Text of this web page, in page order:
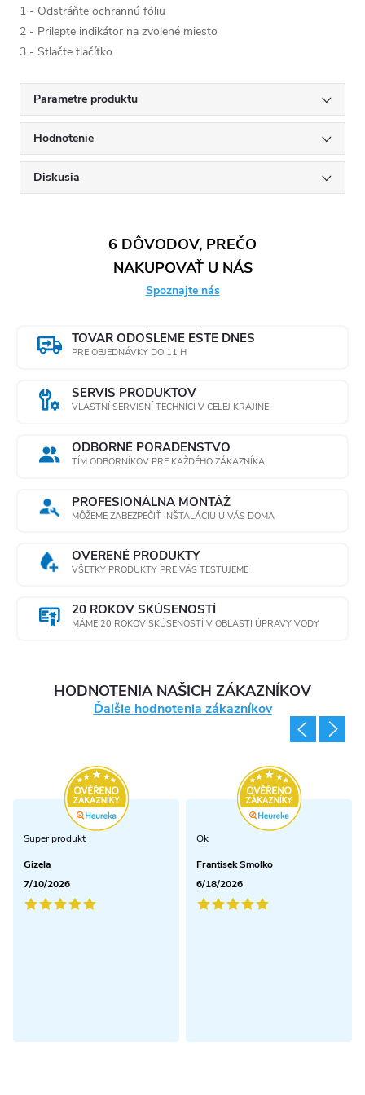
1 - Odstráňte ochrannú fóliu
2 - Prilepte indikátor na zvolené miesto
3 - Stlačte tlačítko
Parametre produktu
Hodnotenie
Diskusia
6 DÔVODOV, PREČO
NAKUPOVAŤ U NÁS
Spoznajte nás
TOVAR ODOŠLEME EŠTE DNES
PRE OBJEDNÁVKY DO 11 H
SERVIS PRODUKTOV
VLASTNÍ SERVISNÍ TECHNICI V CELEJ KRAJINE
ODBORNÉ PORADENSTVO
TÍM ODBORNÍKOV PRE KAŽDÉHO ZÁKAZNÍKA
PROFESIONÁLNA MONTÁŽ
MÔŽEME ZABEZPEČIŤ INŠTALÁCIU U VÁS DOMA
OVERENÉ PRODUKTY
VŠETKY PRODUKTY PRE VÁS TESTUJEME
20 ROKOV SKÚSENOSTÍ
MÁME 20 ROKOV SKÚSENOSTÍ V OBLASTI ÚPRAVY VODY
HODNOTENIA NAŠICH ZÁKAZNÍKOV
Ďalšie hodnotenia zákazníkov
Super produkt
Gizela
7/10/2026
Ok
Frantisek Smolko
6/18/2026